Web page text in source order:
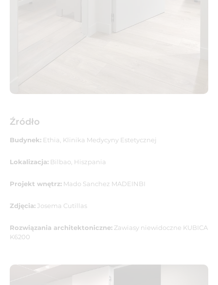
Źródło
Budynek: Ethia, Klinika Medycyny Estetycznej
Lokalizacja: Bilbao, Hiszpania
Projekt wnętrz: Mado Sanchez MADEINBI
Zdjęcia:Josema Cutillas
Rozwiązania architektoniczne: Zawiasy niewidoczne KUBICA
K6200